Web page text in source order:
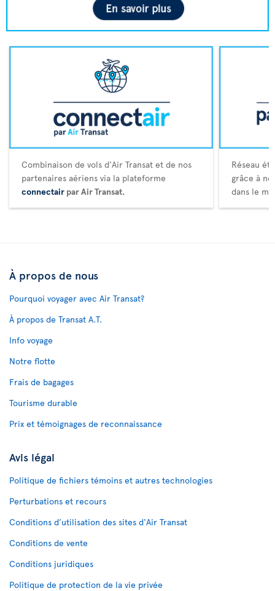
Combinaison de vols d'Air Transat et de nos
partenaires aériens via la plateforme
connectair par Air Transat.
Réseau
grâce à
dans le
À propos de nous
Pourquoi voyager avec Air Transat?
À propos de Transat A.T.
Info voyage
Notre flotte
Frais de bagages
Tourisme durable
Prix et témoignages de reconnaissance
Avis légal
Politique de fichiers témoins et autres technologies
Perturbations et recours
Conditions d’utilisation des sites d'Air Transat
Conditions de vente
Conditions juridiques
Politique de protection de la vie privée